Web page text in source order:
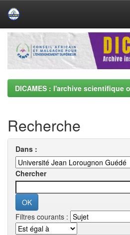
Skip
navigation
DICAMES : l'archive scientifique
Recherche
Dans :
Chercher
Filtres courants :